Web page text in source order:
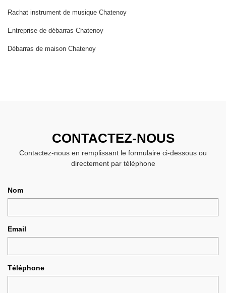
Rachat instrument de musique Chatenoy
Entreprise de débarras Chatenoy
Débarras de maison Chatenoy
CONTACTEZ-NOUS
Contactez-nous en remplissant le formulaire ci-dessous ou
directement par téléphone
Nom
Email
Téléphone